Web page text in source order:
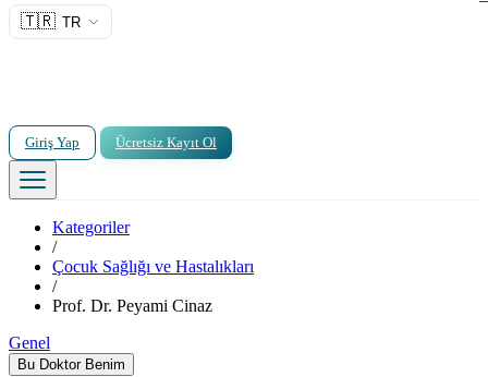
🇹🇷 TR
Giriş Yap Ücretsiz Kayıt Ol
Kategoriler
/
Çocuk Sağlığı ve Hastalıkları
/
Prof. Dr. Peyami Cinaz
Genel
Bu Doktor Benim